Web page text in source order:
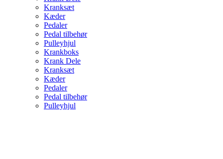
Kranksæt
Kæder
Pedaler
Pedal tilbehør
Pulleyhjul
Krankboks
Krank Dele
Kranksæt
Kæder
Pedaler
Pedal tilbehør
Pulleyhjul